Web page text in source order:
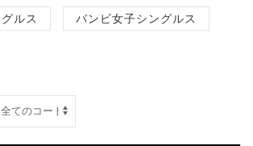
ルス バンビ女子シングルス